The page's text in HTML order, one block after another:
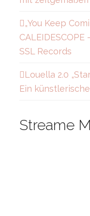
„You Keep
SSL Records
Louella 2.0
Ein
Streame